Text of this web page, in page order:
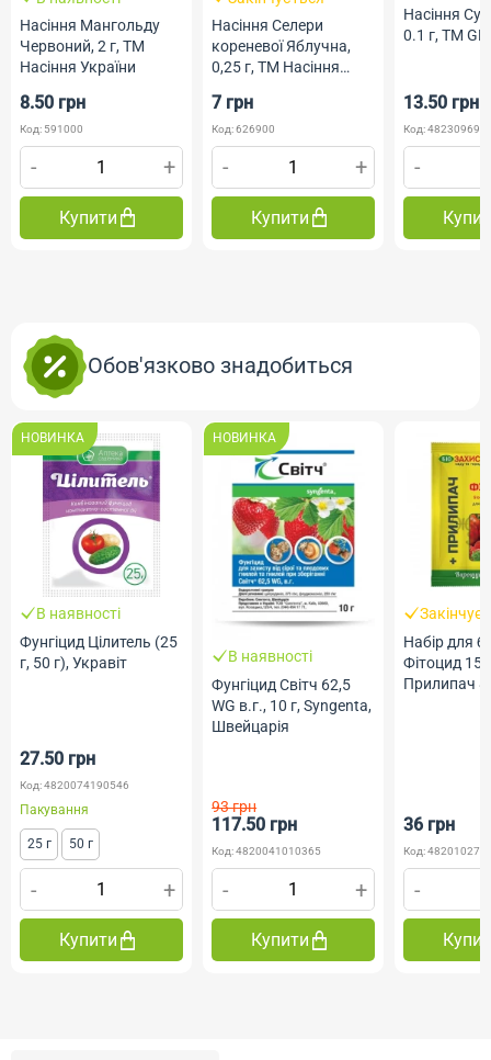
Насіння Мангольду
Червоний, 2 г, ТМ
Насіння України
8.50 грн
Код: 591000
- +
Купити
Насіння Селери
кореневої Яблучна,
0,25 г, ТМ Насіння
7 грн
Код: 626900
- +
Купити
Насіння
0.1 г, ТМ GL
13.50 грн
Код:
-
Обов'язково знадобиться
НОВИНКА
В наявності
Фунгіцид Цілитель (25
г, 50 г), Укравіт
27.50 грн
Код: 4820074190546
Пакування
25 г 50 г
- +
Купити
НОВИНКА
В наявності
Фунгіцид Світч 62,5
WG в.г., 10 г, Syngenta,
Швейцарія
93 грн
117.50 грн
Код: 4820041010365
- +
Купити
Набір для
Фітоцид
Прилипач
36 грн
Код:
-